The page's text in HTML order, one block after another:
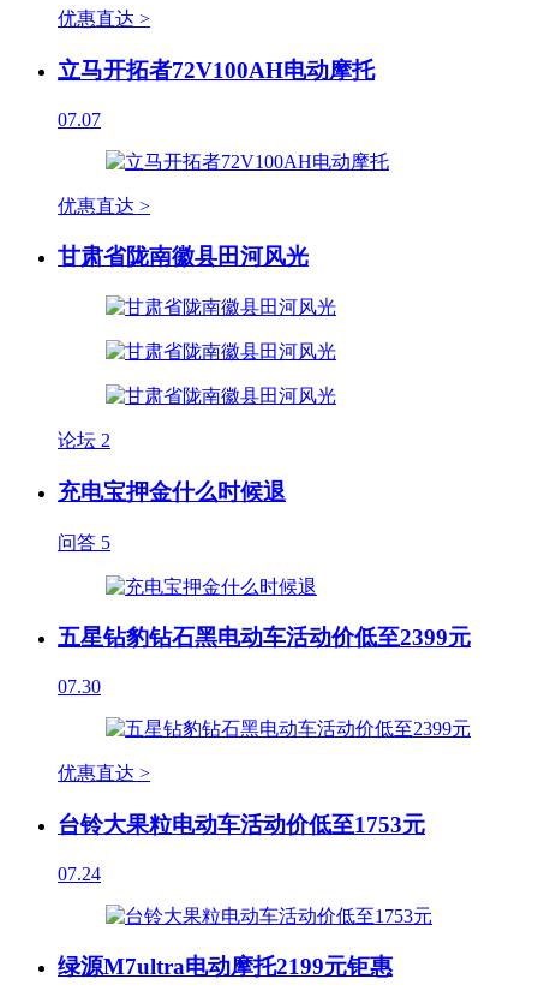
优惠直达 >
立马开拓者72V100AH电动摩托
07.07
优惠直达 >
甘肃省陇南徽县田河风光
论坛 2
充电宝押金什么时候退
问答 5
五星钻豹钻石黑电动车活动价低至2399元
07.30
优惠直达 >
台铃大果粒电动车活动价低至1753元
07.24
绿源M7ultra电动摩托2199元钜惠